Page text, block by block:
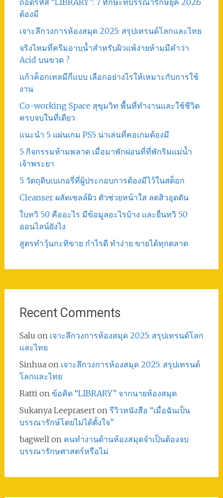
ถอดรหัส “LIBRARY”: 7 ทักษะที่บรรณารักษ์ยุค 2026
ต้องมี
เจาะลึกวงการห้องสมุด 2025: สรุปเทรนด์โลกและไทย
จริงไหมที่ครีมอาบน้ำสำหรับผิวแพ้ง่ายห้ามมีคำว่า
Acid บนขวด ?
แก้วค็อกเทลมีกี่แบบ เลือกอย่างไรให้เหมาะกับการใช้
งาน
Co-working Space สุขุมวิท พื้นที่ทำงานและใช้ชีวิต
ครบจบในที่เดียว
แนะนำ 5 แผ่นเกม PS5 น่าเล่นที่คอเกมต้องมี
5 กิจกรรมห้ามพลาด เมื่อมาพักผ่อนที่ที่พักริมแม่น้ำ
เจ้าพระยา
5 วัตถุดิบเบเกอรี่ที่ผู้ประกอบการต้องมีไว้ในสต็อก
Cleanser ผลัดเซลล์ผิว ตัวช่วยหน้าใส ลดสิวอุดตัน
ใบทวิ 50 คืออะไร มีข้อมูลอะไรบ้าง และยื่นทวิ 50
ออนไลน์ยังไง
สูตรทําวุ้นกะทิขาย กำไรดี ทำง่าย ขายได้ทุกตลาด
Recent Comments
Salu on เจาะลึกวงการห้องสมุด 2025: สรุปเทรนด์โลก
และไทย
Sinhuaon เจาะลึกวงการห้องสมุด 2025: สรุปเทรนด์
โลกและไทย
Rattion ข้อคิด “LIBRARY” จากนายห้องสมุด
Sukanya Leepraserton รีวิวหนังสือ “เมื่อฉันเป็น
บรรณารักษ์โดยไม่ได้ตั้งใจ”
bagwellon คนทำงานด้านห้องสมุดจำเป็นต้องจบ
บรรณารักษศาสตร์หรือไม่